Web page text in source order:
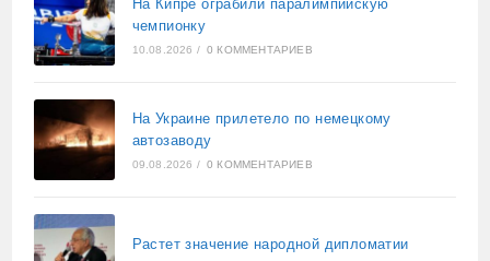
На Кипре ограбили паралимпийскую
чемпионку
10.08.2026 / 0 КОММЕНТАРИЕВ
На Украине прилетело по немецкому
автозаводу
09.08.2026 / 0 КОММЕНТАРИЕВ
Растет значение народной дипломатии